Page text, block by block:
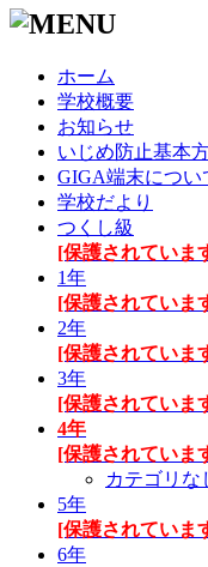
ホーム
学校概要
お知らせ
いじめ防止基本
GIGA端末につい
学校だより
つくし級
[保護されていま
1年
[保護されていま
2年
[保護されていま
3年
[保護されていま
4年
[保護されていま
カテゴリな
5年
[保護されていま
6年